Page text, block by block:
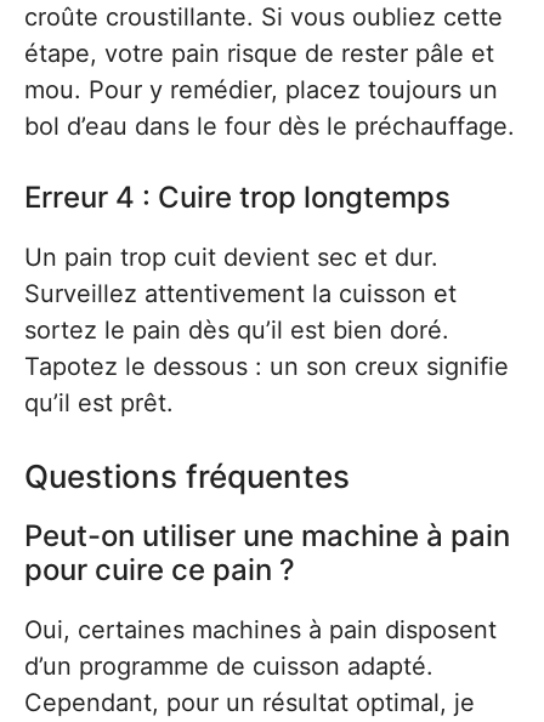
croûte croustillante. Si vous oubliez cette
étape, votre pain risque de rester pâle et
mou. Pour y remédier, placez toujours un
bol d’eau dans le four dès le préchauffage.
Erreur 4 : Cuire trop longtemps
Un pain trop cuit devient sec et dur.
Surveillez attentivement la cuisson et
sortez le pain dès qu’il est bien doré.
Tapotez le dessous : un son creux signifie
qu’il est prêt.
Questions fréquentes
Peut-on utiliser une machine à pain
pour cuire ce pain ?
Oui, certaines machines à pain disposent
d’un programme de cuisson adapté.
Cependant, pour un résultat optimal, je